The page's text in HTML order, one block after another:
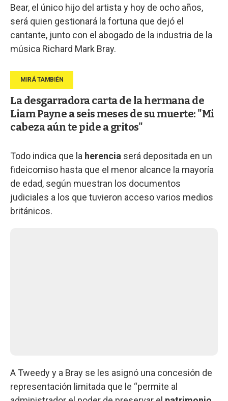
Bear, el único hijo del artista y hoy de ocho años,
será quien gestionará la fortuna que dejó el
cantante, junto con el abogado de la industria de la
música Richard Mark Bray.
La desgarradora carta de la hermana de
Liam Payne a seis meses de su muerte: "Mi
cabeza aún te pide a gritos"
Todo indica que la herencia será depositada en un
fideicomiso hasta que el menor alcance la mayoría
de edad, según muestran los documentos
judiciales a los que tuvieron acceso varios medios
británicos.
A Tweedy y a Bray se les asignó una concesión de
representación limitada que le “permite al